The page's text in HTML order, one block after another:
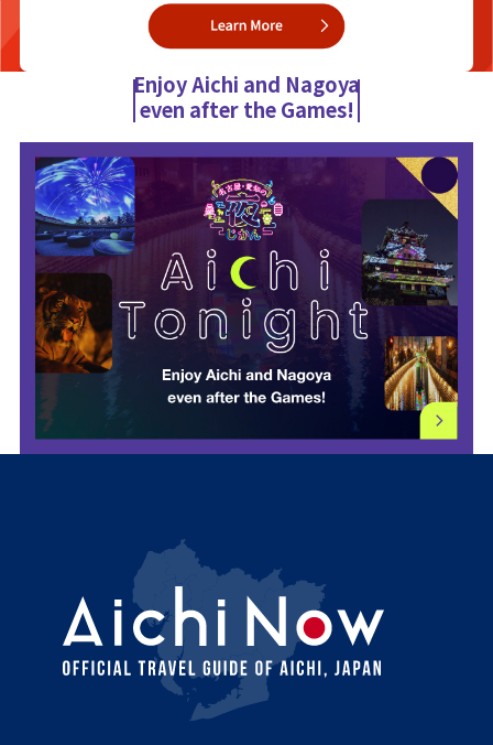
Enjoy Aichi and Nagoya
even after the Games!